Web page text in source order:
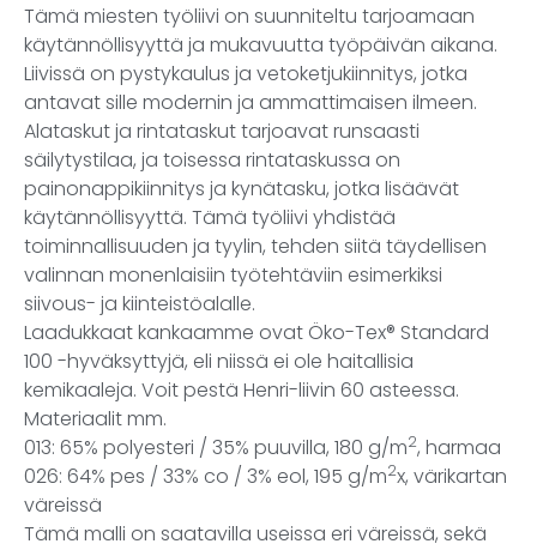
Tämä miesten työliivi on suunniteltu tarjoamaan
käytännöllisyyttä ja mukavuutta työpäivän aikana.
Liivissä on pystykaulus ja vetoketjukiinnitys, jotka
antavat sille modernin ja ammattimaisen ilmeen.
Alataskut ja rintataskut tarjoavat runsaasti
säilytystilaa, ja toisessa rintataskussa on
painonappikiinnitys ja kynätasku, jotka lisäävät
käytännöllisyyttä. Tämä työliivi yhdistää
toiminnallisuuden ja tyylin, tehden siitä täydellisen
valinnan monenlaisiin työtehtäviin esimerkiksi
siivous- ja kiinteistöalalle.
Laadukkaat kankaamme ovat Öko-Tex® Standard
100 -hyväksyttyjä, eli niissä ei ole haitallisia
kemikaaleja. Voit pestä Henri-liivin 60 asteessa.
Materiaalit mm.
013: 65% polyesteri / 35% puuvilla, 180 g/m2, harmaa
026: 64% pes / 33% co / 3% eol, 195 g/m2x, värikartan
väreissä
Tämä malli on saatavilla useissa eri väreissä, sekä